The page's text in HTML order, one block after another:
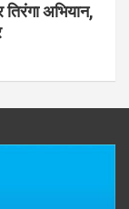
अभियान,